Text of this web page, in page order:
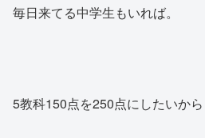
毎日来てる中学生もいれば。
5教科150点を250点にしたいから